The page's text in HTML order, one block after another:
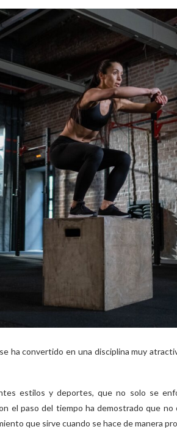
se ha convertido en una disciplina muy
estilos y deportes, que no solo se
el paso del tiempo ha demostrado que
que sirve cuando se hace de manera